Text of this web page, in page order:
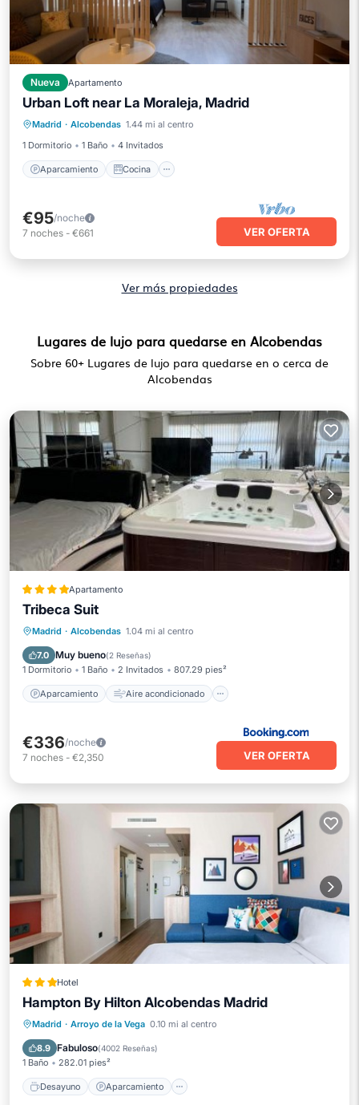
Nueva Apartamento
Urban Loft near La Moraleja, Madrid
Madrid · Alcobendas 1.44 mi al centro
1 Dormitorio
1 Baño 4 Invitados
Aparcamiento Cocina
Aparcamiento
Cocina
Aire acondicionado
€95/noche
7 noches - €661 VER OFERTA
Ver más propiedades
Lugares de lujo para quedarse en Alcobendas
Sobre 60+ Lugares de lujo para quedarse en o cerca de
Alcobendas
Apartamento
Tribeca Suit
Madrid · Alcobendas 1.04 mi al centro
7.0 Muy bueno(2 Reseñas)
1 Dormitorio 1 Baño 2 Invitados 807.29 pies²
Aparcamiento Aire acondicionado
Aparcamiento
Aire acondicionado
Internet
Seguridad/Protección
€336/noche
7 noches - €2,350 VER OFERTA
Hotel
Hampton By Hilton Alcobendas Madrid
Madrid · Arroyo de la Vega 0.10 mi al centro
8.9 Fabuloso(4002 Reseñas)
1 Baño 282.01 pies²
Desayuno Aparcamiento
Desayuno Aparcamiento
Balcón/Terraza